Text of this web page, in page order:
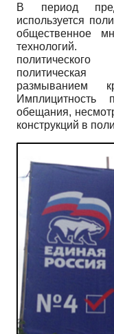
В период
используется
общественное
технологий.
размыванием
Имплицитность
обещания,
конструкций в